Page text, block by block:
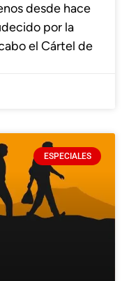
desde hace
por la
el Cártel de
ESPECIALES